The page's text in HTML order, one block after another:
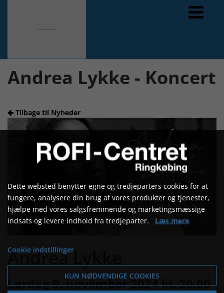
Andrea Lykke - Koncert
Tilbage til Nyheder
Andrea Lykke
Lørdag 9. november 2024 kl. 20.00
Dette websted benytter egne og tredjeparters cookies for at
fungere, analysere din brug af vores produkter og tjenester,
hjælpe med vores salgsfremmende og marketingsmæssige
indsats og levere indhold fra tredjeparter. Læs mere
Cookie indstillinger
KUN NØDVENDIGE COOKIES